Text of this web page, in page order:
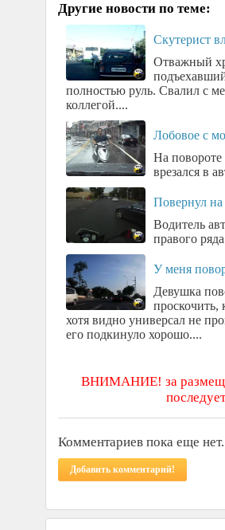
Другие новости по теме:
Скутерист
Отважный
полностью руль. Свалил с
коллегой....
Лобовое с
На повороте
врезался в
Повернул
Водитель
правого
У меня
Девушка
проскочить,
хотя видно универсал не
его подкинуло хорошо....
ВНИМАНИЕ! за
Комментариев пока еще
Добавить комментарий!